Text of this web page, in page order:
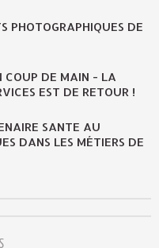
PHOTOGRAPHIQUES DE
COUP DE MAIN - LA
EST DE RETOUR !
SANTE AU
DANS LES MÉTIERS DE